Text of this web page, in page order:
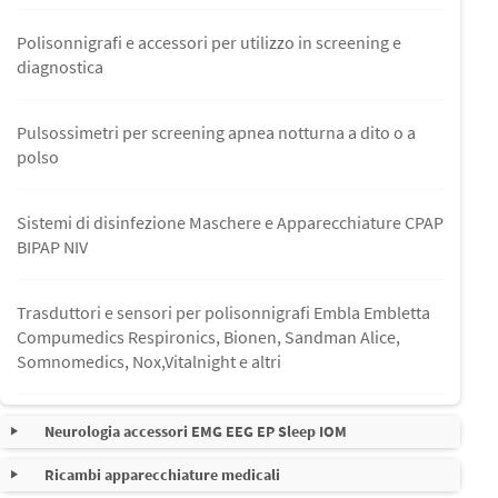
Polisonnigrafi e accessori per utilizzo in screening e
diagnostica
Pulsossimetri per screening apnea notturna a dito o a
polso
Sistemi di disinfezione Maschere e Apparecchiature CPAP
BIPAP NIV
Trasduttori e sensori per polisonnigrafi Embla Embletta
Compumedics Respironics, Bionen, Sandman Alice,
Somnomedics, Nox,Vitalnight e altri
Neurologia accessori EMG EEG EP Sleep IOM
Accessori e kit per monitoraggio IOM utilizzabili con
Ricambi apparecchiature medicali